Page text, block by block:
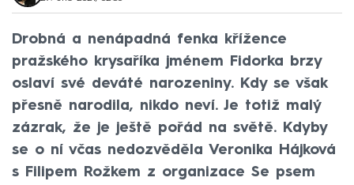
Drobná a nenápadná fenka křížence
pražského krysaříka jménem Fidorka brzy
oslaví své deváté narozeniny. Kdy se však
přesně narodila, nikdo neví. Je totiž malý
zázrak, že je ještě pořád na světě. Kdyby
se o ní včas nedozvěděla Veronika Hájková
s Filipem Rožkem z organizace Se psem